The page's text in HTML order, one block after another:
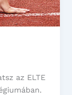
az ELTE